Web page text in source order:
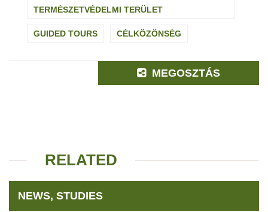
TERMÉSZETVÉDELMI TERÜLET
GUIDED TOURS CÉLKÖZÖNSÉG
MEGOSZTÁS
RELATED
NEWS, STUDIES